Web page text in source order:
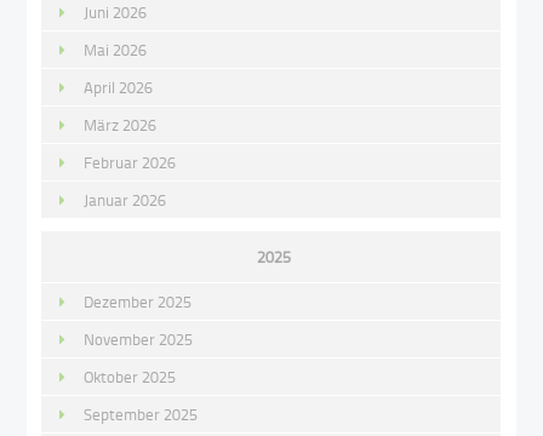
Juni 2026
Mai 2026
April 2026
März 2026
Februar 2026
Januar 2026
2025
Dezember 2025
November 2025
Oktober 2025
September 2025